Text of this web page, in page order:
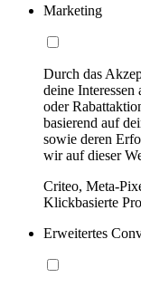
Marketing
Durch das
deine Interessen
oder
basierend auf
sowie deren
wir auf dieser
Criteo, Meta-
Klickbasierte
Erweitertes